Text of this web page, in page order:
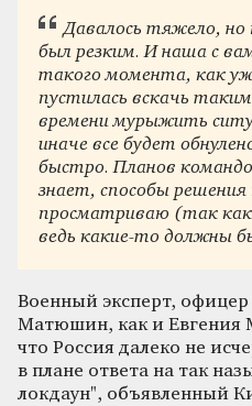
Давалось тяжело, но
был резким. И наша с
такого момента, как
пустилась вскачь
времени мурыжить
иначе все будет
быстро. Планов
знает, способы
просматриваю (так как
ведь какие-то должны
Военный эксперт,
Матюшин, как и Евгения
что Россия далеко не
в плане ответа на так
локдаун", объявленный